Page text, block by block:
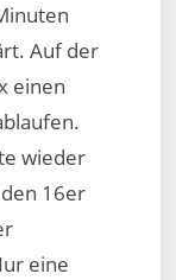
Auf der
einen
wieder
16er
eine